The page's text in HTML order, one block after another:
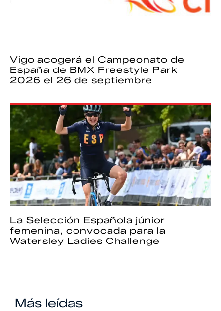
Vigo acogerá el Campeonato de
España de BMX Freestyle Park
2026 el 26 de septiembre
La Selección Española júnior
femenina, convocada para la
Watersley Ladies Challenge
Más leídas